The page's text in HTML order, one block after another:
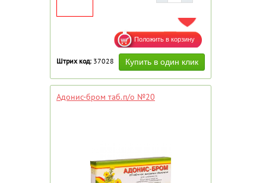
ДОБАВИТЬ В ИЗБРАННОЕ
Штрих код: 37028
Адонис-бром таб.п/о №20